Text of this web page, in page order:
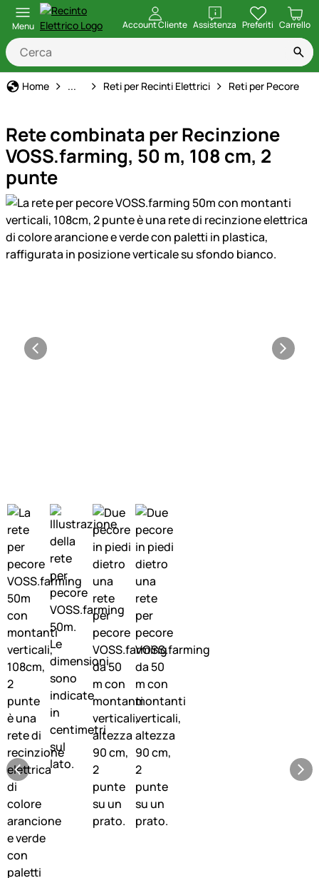
Menu Account Cliente Assistenza
apri Preferiti Carrello
Home Recinto Elettrico
... Reti per Recinti Elettrici Reti per Pecore
Rete combinata per Recinzione
VOSS.farming, 50 m, 108 cm, 2
punte
Galleria prodotti